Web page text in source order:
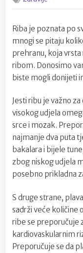
Riba je poznata po
mnogi se pitaju
prehranu, koja
ribom. Donosimo
biste mogli donijeti
Jesti ribu je važno
visokog udjela
srce i mozak.
najmanje dva puta
bakalara i bijele
zbog niskog udjela
posebno prikladna
S druge strane,
sadrži veće količine
ribe se preporučuje
kardiovaskularnim
Preporučuje se da